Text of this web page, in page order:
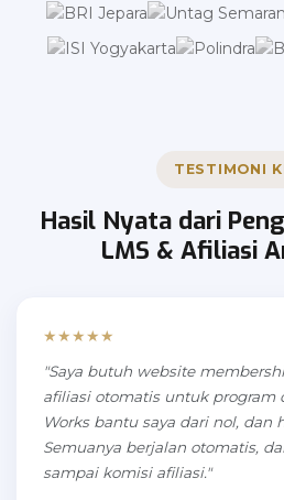
TESTIMONI
Hasil Nyata dari
LMS & Afiliasi
★★★★★
"Saya butuh website
afiliasi otomatis untuk program
Works bantu saya dari nol, dan
Semuanya berjalan otomatis,
sampai komisi afiliasi."